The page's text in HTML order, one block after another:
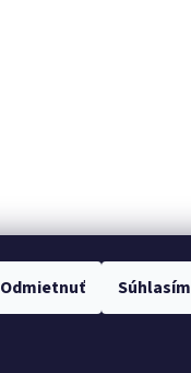
Odmietnuť Súhlasím